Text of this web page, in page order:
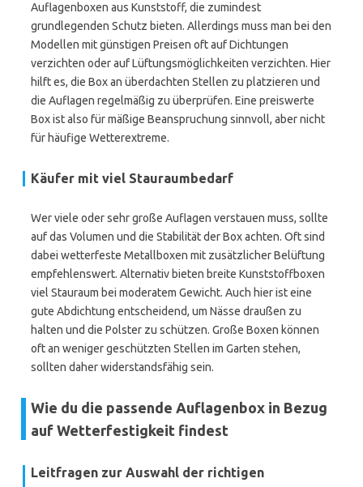
Auflagenboxen aus Kunststoff, die zumindest
grundlegenden Schutz bieten. Allerdings muss man bei den
Modellen mit günstigen Preisen oft auf Dichtungen
verzichten oder auf Lüftungsmöglichkeiten verzichten. Hier
hilft es, die Box an überdachten Stellen zu platzieren und
die Auflagen regelmäßig zu überprüfen. Eine preiswerte
Box ist also für mäßige Beanspruchung sinnvoll, aber nicht
für häufige Wetterextreme.
Käufer mit viel Stauraumbedarf
Wer viele oder sehr große Auflagen verstauen muss, sollte
auf das Volumen und die Stabilität der Box achten. Oft sind
dabei wetterfeste Metallboxen mit zusätzlicher Belüftung
empfehlenswert. Alternativ bieten breite Kunststoffboxen
viel Stauraum bei moderatem Gewicht. Auch hier ist eine
gute Abdichtung entscheidend, um Nässe draußen zu
halten und die Polster zu schützen. Große Boxen können
oft an weniger geschützten Stellen im Garten stehen,
sollten daher widerstandsfähig sein.
Wie du die passende Auflagenbox in Bezug
auf Wetterfestigkeit findest
Leitfragen zur Auswahl der richtigen